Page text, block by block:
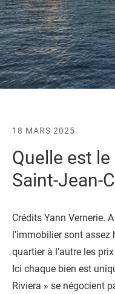
18 MARS 2025
Quelle est le
Saint-Jean-
Crédits Yann Vernerie.
l’immobilier sont assez
quartier à l’autre les
Ici chaque bien est
Riviera » se négocient